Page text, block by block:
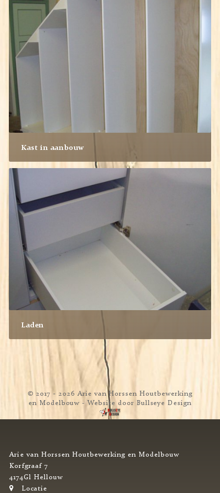
Kast in aanbouw
Laden
© 2017 - 2026 Arie van Horssen Houtbewerking
en Modelbouw- Website door Bullseye Design
Arie van Horssen Houtbewerking en Modelbouw
Korfgraaf 7
4174Gl Hellouw
Locatie